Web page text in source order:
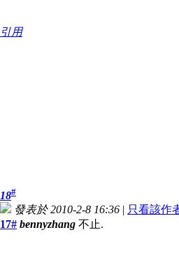
引用
18#
發表於 2010-2-8 16:36 | 只看該作
17# bennyzhang 不止.